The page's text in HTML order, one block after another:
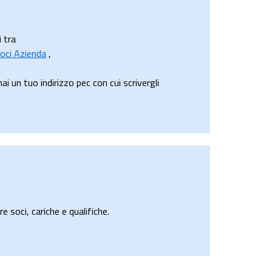
tra
Azienda,
un tuo indirizzo pec con cui scrivergli
soci, cariche e qualifiche.